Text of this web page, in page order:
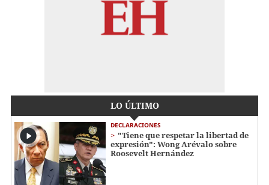
LO ÚLTIMO
DECLARACIONES
"Tiene que respetar la libertad de
expresión": Wong Arévalo sobre
Roosevelt Hernández